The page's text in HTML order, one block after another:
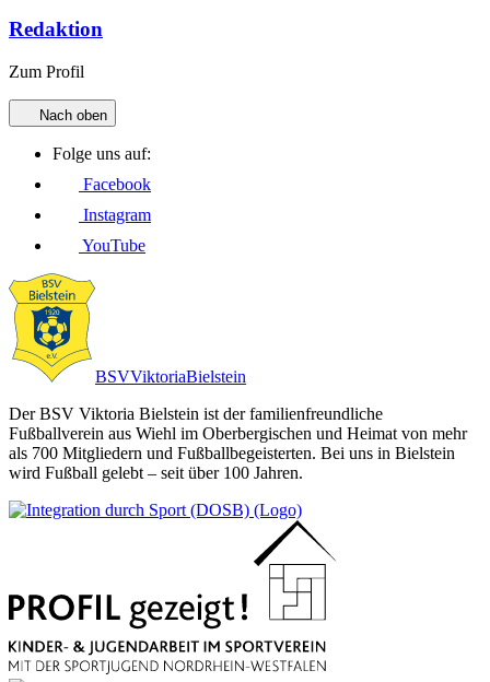
Redaktion
Zum Profil
Nach oben
Folge uns auf:
Facebook
Instagram
YouTube
BSVViktoriaBielstein
Der BSV Viktoria Bielstein ist der familienfreundliche
Fußballverein aus Wiehl im Oberbergischen und Heimat von mehr
als 700 Mitgliedern und Fußballbegeisterten. Bei uns in Bielstein
wird Fußball gelebt – seit über 100 Jahren.